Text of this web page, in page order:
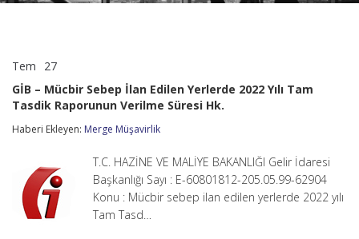
Tem 27
Mücbir
Sebep
Edilen
2022
Tam
Tasdik
Raporunun
GİB – Mücbir Sebep İlan Edilen Yerlerde 2022 Yılı Tam
Tasdik Raporunun Verilme Süresi Hk.
Haberi Ekleyen: Merge Müşavirlik
T.C. HAZİNE VE MALİYE BAKANLIĞI Gelir İdaresi
Başkanlığı Sayı : E-60801812-205.05.99-62904
Konu : Mücbir sebep ilan edilen yerlerde 2022 yılı
Tam Tasd…